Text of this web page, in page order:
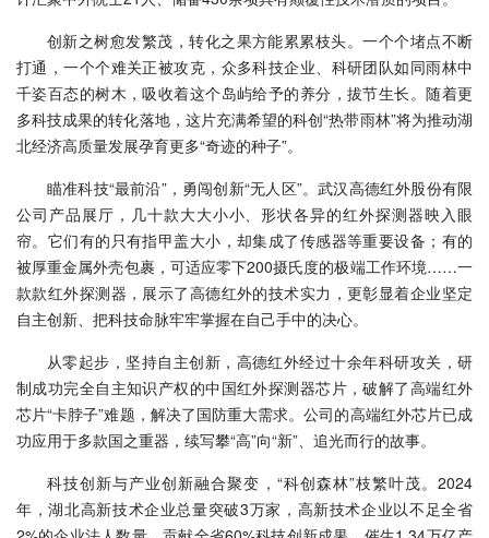
创新之树愈发繁茂，转化之果方能累累枝头。一个个堵点不断
打通，一个个难关正被攻克，众多科技企业、科研团队如同雨林中
千姿百态的树木，吸收着这个岛屿给予的养分，拔节生长。随着更
多科技成果的转化落地，这片充满希望的科创“热带雨林”将为推动湖
北经济高质量发展孕育更多“奇迹的种子”。
瞄准科技“最前沿”，勇闯创新“无人区”。武汉高德红外股份有限
公司产品展厅，几十款大大小小、形状各异的红外探测器映入眼
帘。它们有的只有指甲盖大小，却集成了传感器等重要设备；有的
被厚重金属外壳包裹，可适应零下200摄氏度的极端工作环境……一
款款红外探测器，展示了高德红外的技术实力，更彰显着企业坚定
自主创新、把科技命脉牢牢掌握在自己手中的决心。
从零起步，坚持自主创新，高德红外经过十余年科研攻关，研
制成功完全自主知识产权的中国红外探测器芯片，破解了高端红外
芯片“卡脖子”难题，解决了国防重大需求。公司的高端红外芯片已成
功应用于多款国之重器，续写攀“高”向“新”、追光而行的故事。
科技创新与产业创新融合聚变，“科创森林”枝繁叶茂。2024
年，湖北高新技术企业总量突破3万家，高新技术企业以不足全省